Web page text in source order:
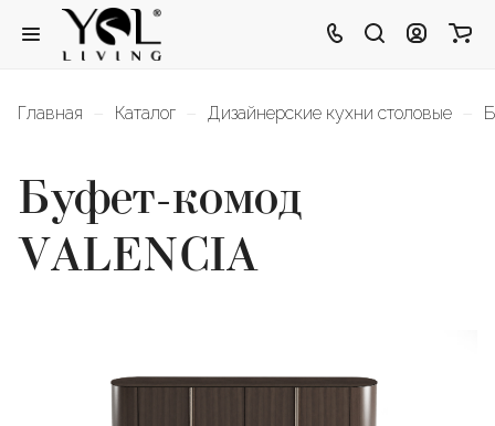
Главная Каталог Дизайнерские кухни столовые
Буфет-комод
VALENCIA